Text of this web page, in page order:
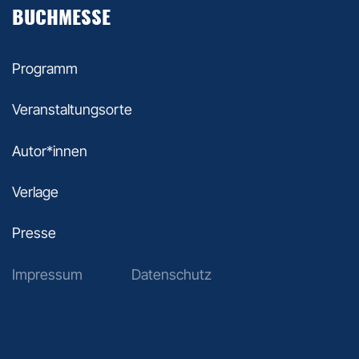
BUCHMESSE
Programm
Veranstaltungsorte
Autor*innen
Verlage
Presse
Impressum Datenschutz